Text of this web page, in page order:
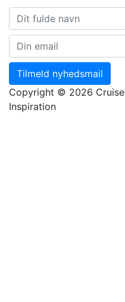
Tilmeld nyhedsmail
Copyright © 2026 Cruise
Inspiration